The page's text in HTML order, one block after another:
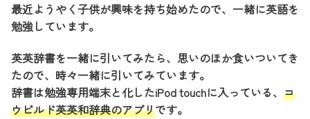
最近ようやく子供が興味を持ち始めたので、一緒に英語を
勉強しています。
英英辞書を一緒に引いてみたら、思いのほか食いついてき
たので、時々一緒に引いてみています。
辞書は勉強専用端末と化したiPod touchに入っている、 コ
ウビルド英英和辞典のアプリです。